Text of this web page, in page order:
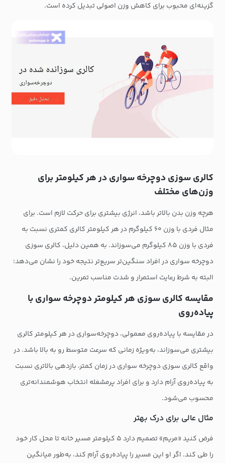
گزینه‌ای محبوب برای کاهش وزن اصولی تبدیل کرده است.
کالری سوزی دوچرخه سواری در هر کیلومتر برای
وزن‌های مختلف
هرچه وزن بدن بالاتر باشد، انرژی بیشتری برای حرکت لازم است. برای
مثال فردی با وزن ۶۰ کیلوگرم در هر کیلومتر کالری کمتری نسبت به
فردی با وزن ۸۵ کیلوگرم می‌سوزاند. به همین دلیل، کالری سوزی
دوچرخه سواری در افراد سنگین‌تر سریع‌تر نتیجه خود را نشان می‌دهد؛
البته به شرط رعایت استمرار و شدت مناسب تمرین.
مقایسه کالری سوزی هر کیلومتر دوچرخه سواری با
پیاده‌روی
در مقایسه با پیاده‌روی معمولی، دوچرخه‌سواری در هر کیلومتر کالری
بیشتری می‌سوزاند، به‌ویژه زمانی که سرعت متوسط رو به بالا باشد. در
واقع کالری سوزی دوچرخه سواری در زمان کمتر، بازدهی بالاتری نسبت
به پیاده‌روی آرام دارد و برای افراد پرمشغله انتخاب هوشمندانه‌تری
محسوب می‌شود.
مثال عالی برای درک بهتر
فرض کنید «مریم» تصمیم دارد ۵ کیلومتر مسیر خانه تا محل کار خود
را طی کند. اگر او این مسیر را پیاده‌روی آرام کند، به‌طور میانگین